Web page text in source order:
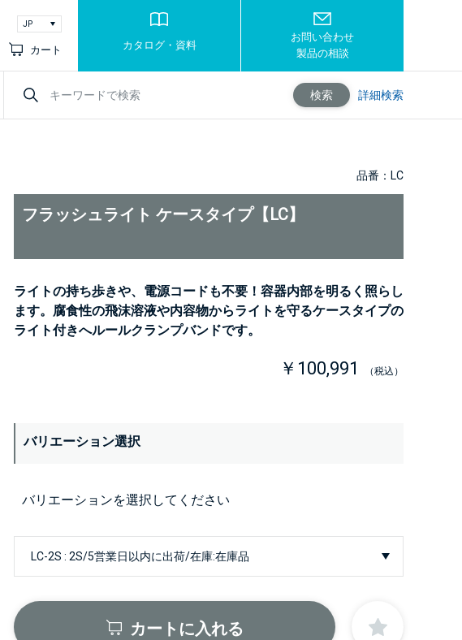
カート カタログ・資料
お問い合わせ
製品の相談
検索 詳細検索
品番：LC
フラッシュライト ケースタイプ【LC】
ライトの持ち歩きや、電源コードも不要！容器内部を明るく照らし
ます。腐食性の飛沫溶液や内容物からライトを守るケースタイプの
ライト付きへルールクランプバンドです。
￥100,991 （税込）
バリエーション選択
バリエーションを選択してください
カートに入れる